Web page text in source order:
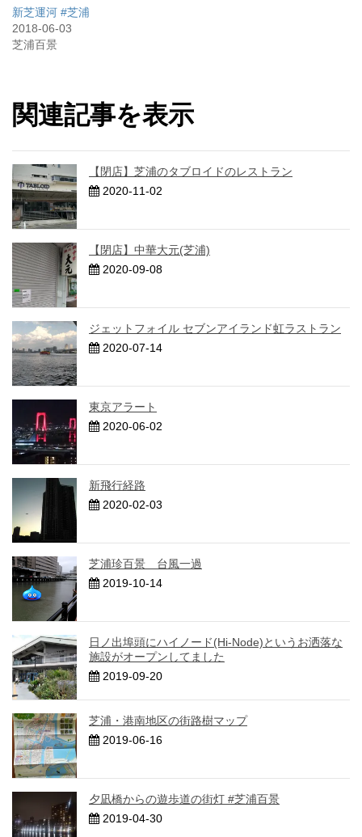
新芝運河 #芝浦
2018-06-03
芝浦百景
関連記事を表示
【閉店】芝浦のタブロイドのレストラン
2020-11-02
【閉店】中華大元(芝浦)
2020-09-08
ジェットフォイル セブンアイランド虹ラストラン
2020-07-14
東京アラート
2020-06-02
新飛行経路
2020-02-03
芝浦珍百景 台風一過
2019-10-14
日ノ出埠頭にハイノード(Hi-Node)というお洒落な
施設がオープンしてました
2019-09-20
芝浦・港南地区の街路樹マップ
2019-06-16
夕凪橋からの遊歩道の街灯 #芝浦百景
2019-04-30